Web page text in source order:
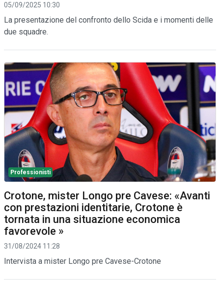
05/09/2025 10:30
La presentazione del confronto dello Scida e i momenti delle
due squadre.
Professionisti
Crotone, mister Longo pre Cavese: «Avanti
con prestazioni identitarie, Crotone è
tornata in una situazione economica
favorevole »
31/08/2024 11:28
Intervista a mister Longo pre Cavese-Crotone